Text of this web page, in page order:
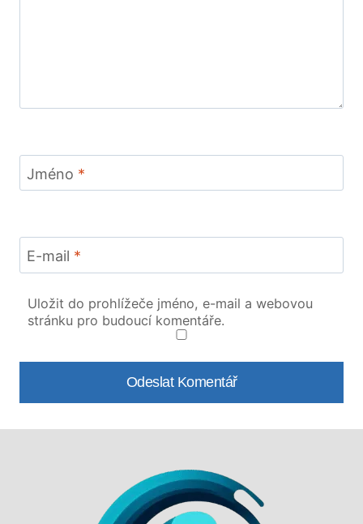
Jméno *
E-mail *
Uložit do prohlížeče jméno, e-mail a webovou
stránku pro budoucí komentáře.